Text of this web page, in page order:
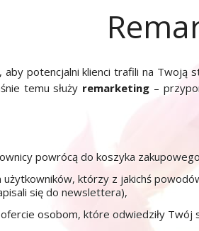
potencjalni klienci trafili na Twoją
temu służy remarketing –
powrócą do koszyka
którzy z jakichś
się do newslettera),
osobom, które odwiedziły Twój